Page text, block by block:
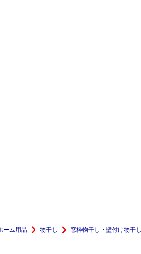
ーム用品 物干し 窓枠物干し・壁付け物干し